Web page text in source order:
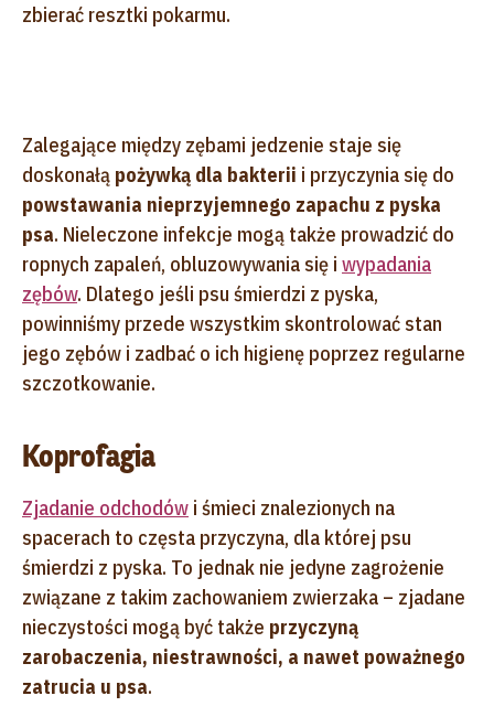
zbierać resztki pokarmu.
Zalegające między zębami jedzenie staje się
doskonałą pożywką dla bakterii i przyczynia się do
powstawania nieprzyjemnego zapachu z pyska
psa. Nieleczone infekcje mogą także prowadzić do
ropnych zapaleń, obluzowywania się i wypadania
zębów. Dlatego jeśli psu śmierdzi z pyska,
powinniśmy przede wszystkim skontrolować stan
jego zębów i zadbać o ich higienę poprzez regularne
szczotkowanie.
Koprofagia
Zjadanie odchodów i śmieci znalezionych na
spacerach to częsta przyczyna, dla której psu
śmierdzi z pyska. To jednak nie jedyne zagrożenie
związane z takim zachowaniem zwierzaka – zjadane
nieczystości mogą być także przyczyną
zarobaczenia, niestrawności, a nawet poważnego
zatrucia u psa.